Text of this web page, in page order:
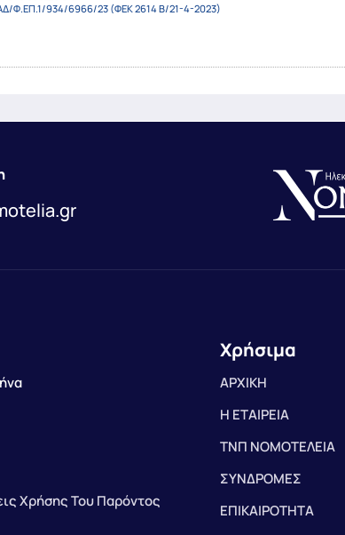
Φ.ΕΠ.1/934/6966/23 (ΦΕΚ 2614 Β/21-4-2023)
Χρήσης Του Παρόντος
Χρήσιμα
ΑΡΧΙΚΗ
Η ΕΤΑΙΡΕΙΑ
ΤΝΠ ΝΟΜΟΤΕΛΕΙΑ
ΣΥΝΔΡΟΜΕΣ
ΕΠΙΚΑΙΡΟΤΗΤΑ